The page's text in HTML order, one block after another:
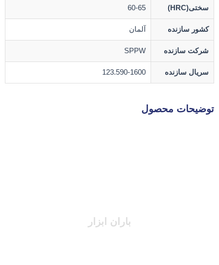
سختی(HRC) 60-65
کشور سازنده آلمان
شرکت سازنده SPPW
سریال سازنده 123.590-1600
توضیحات محصول
باران ابزار